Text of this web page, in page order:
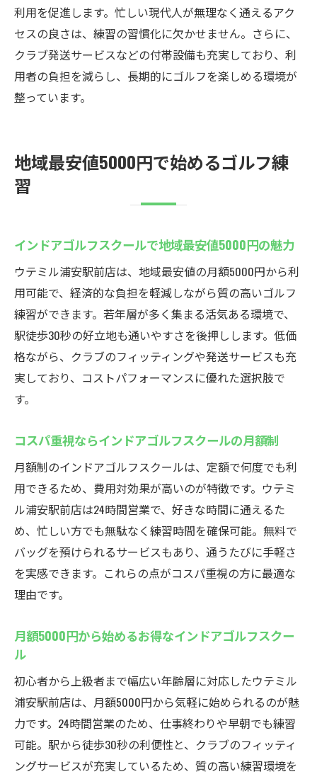
ールの魅力
駅近インドアゴルフスクールで続けやすさ
を実感
ウテミル浦安でクラブフィッティングも可能
インドアゴルフスクールでクラブフィッテ
最適なゴルフクラブ選びをインドアゴルフ
スクールで
クラブフィッティング利用でスコアアップ
を目指せる
初心者も安心のクラブ選びをインドアゴル
フスクールで
インドアゴルフスクールで最新設備を活用
した練習
初心者向け！浦安のインドアゴルフスクールウ
タート
初心者向けレッスンが充実したインドアゴ
ルフスクール
未経験からでも始めやすいインドアゴルフ
スクールの理由
インドアゴルフスクールなら基礎からしっ
かり学べる
仕事帰りでも通いやすい24時間営業の魅力
インドアゴルフスクールは24時間営業で便
利
仕事終わりに通えるインドアゴルフスクー
利用を促進します。忙しい現代人が無理なく通えるアク
セスの良さは、練習の習慣化に欠かせません。さらに、
クラブ発送サービスなどの付帯設備も充実しており、利
用者の負担を減らし、長期的にゴルフを楽しめる環境が
整っています。
地域最安値5000円で始めるゴルフ練
習
インドアゴルフスクールで地域最安値5000円の魅力
ウテミル浦安駅前店は、地域最安値の月額5000円から利
用可能で、経済的な負担を軽減しながら質の高いゴルフ
練習ができます。若年層が多く集まる活気ある環境で、
駅徒歩30秒の好立地も通いやすさを後押しします。低価
格ながら、クラブのフィッティングや発送サービスも充
実しており、コストパフォーマンスに優れた選択肢で
す。
コスパ重視ならインドアゴルフスクールの月額制
月額制のインドアゴルフスクールは、定額で何度でも利
用できるため、費用対効果が高いのが特徴です。ウテミ
ル浦安駅前店は24時間営業で、好きな時間に通えるた
め、忙しい方でも無駄なく練習時間を確保可能。無料で
バッグを預けられるサービスもあり、通うたびに手軽さ
を実感できます。これらの点がコスパ重視の方に最適な
理由です。
月額5000円から始めるお得なインドアゴルフスクー
ル
初心者から上級者まで幅広い年齢層に対応したウテミル
浦安駅前店は、月額5000円から気軽に始められるのが魅
力です。24時間営業のため、仕事終わりや早朝でも練習
可能。駅から徒歩30秒の利便性と、クラブのフィッティ
ングサービスが充実しているため、質の高い練習環境を